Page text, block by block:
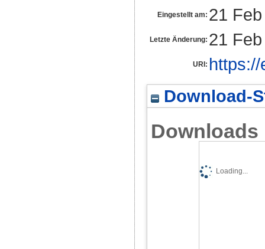
Eingestellt am: 21
Letzte Änderung: 21
URI:
Download-
Downloads
Loading...